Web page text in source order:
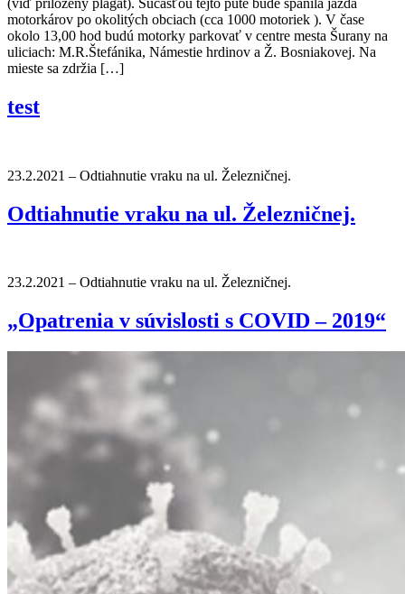
motorkárov po okolitých obciach (cca 1000 motoriek ). V čase
okolo 13,00 hod budú motorky parkovať v centre mesta Šurany na
uliciach: M.R.Štefánika, Námestie hrdinov a Ž. Bosniakovej. Na
mieste sa zdržia […]
test
23.2.2021 – Odtiahnutie vraku na ul. Železničnej.
Odtiahnutie vraku na ul. Železničnej.
23.2.2021 – Odtiahnutie vraku na ul. Železničnej.
„Opatrenia v súvislosti s COVID – 2019“